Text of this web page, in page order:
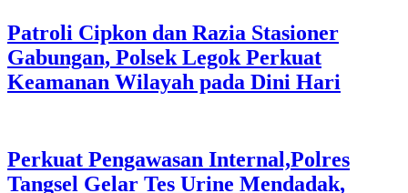
Patroli Cipkon dan Razia Stasioner
Gabungan, Polsek Legok Perkuat
Keamanan Wilayah pada Dini Hari
Perkuat Pengawasan Internal,Polres
Tangsel Gelar Tes Urine Mendadak,